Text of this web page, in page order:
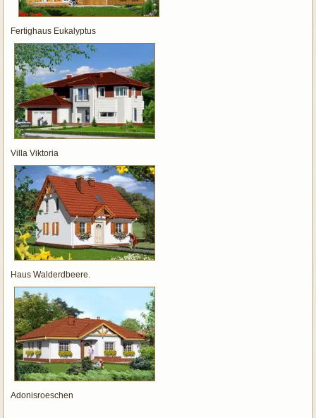
Fertighaus Eukalyptus
Villa Viktoria
Haus Walderdbeere.
Adonisroeschen